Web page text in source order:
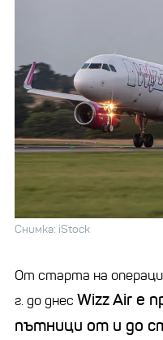
Снимка: iStock
От старта на
г. до днес Wizz Air е
пътници от и до